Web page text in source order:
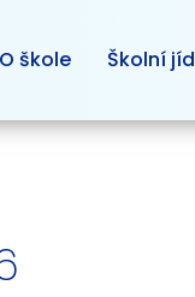
O škole Školní